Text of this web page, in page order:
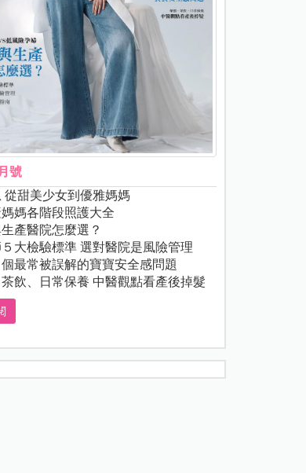
號
從甜美少女到優雅媽媽
媽各階段照護大全
產醫院怎麼選？
大檢驗標準 選對醫院是風險管理
最常被誤解的寶寶安全感問題
飲、日常保養 中醫觀點看產後掉髮